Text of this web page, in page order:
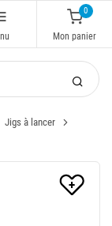
0
Mon panier
Jigs à lancer